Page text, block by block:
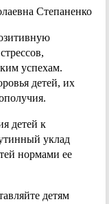
Степаненко
успехам.
детей, их
детей к
уклад
нормами ее
детям